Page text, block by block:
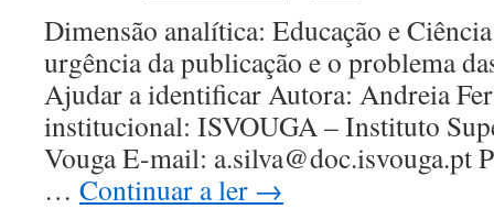
Dimensão analítica: Educação e
urgência da publicação e o problema
Ajudar a identificar Autora: Andreia
institucional: ISVOUGA – Instituto
Vouga E-mail: a.silva@doc.isvouga.pt
… Continuar a ler →